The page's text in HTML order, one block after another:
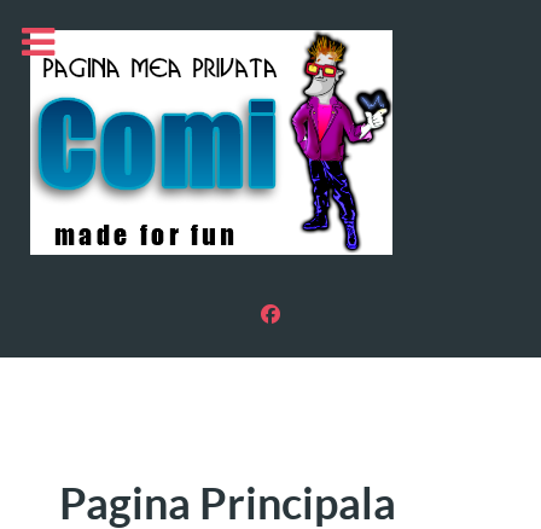
Pagina Principala